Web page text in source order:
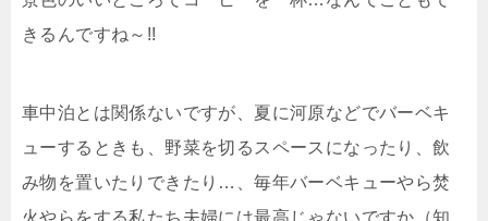
きるんですね～!!
車中泊とは関係ないですが、夏に河原などでバーベキ
ューするときも、野菜を切るスペースになったり、飲
み物を置いたりできたり…、毎年バーベキューやら焚